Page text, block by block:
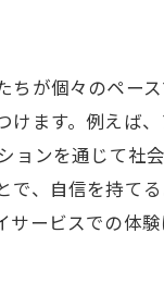
が個々のペー
ます。例えば
ンを通じて
、自信を持て
ービスでの体